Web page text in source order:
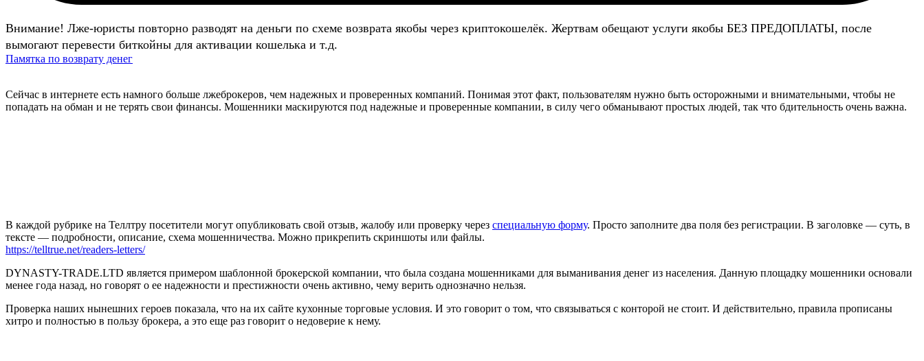
Внимание! Лже-юристы повторно разводят на деньги по схеме возврата якобы через криптокошелёк. Жертвам обещают услуги якобы БЕЗ ПРЕДОПЛАТЫ, после
вымогают перевести биткойны для активации кошелька и т.д.
Памятка по возврату денег
Сейчас в интернете есть намного больше лжеброкеров, чем надежных и проверенных компаний. Понимая этот факт, пользователям нужно быть осторожными и внимательными, чтобы не
попадать на обман и не терять свои финансы. Мошенники маскируются под надежные и проверенные компании, в силу чего обманывают простых людей, так что бдительность очень важна.
В каждой рубрике на Теллтру посетители могут опубликовать свой отзыв, жалобу или проверку через специальную форму. Просто заполните два поля без регистрации. В заголовке — суть, в
тексте — подробности, описание, схема мошенничества. Можно прикрепить скриншоты или файлы.
https://telltrue.net/readers-letters/
DYNASTY-TRADE.LTD является примером шаблонной брокерской компании, что была создана мошенниками для выманивания денег из населения. Данную площадку мошенники основали
менее года назад, но говорят о ее надежности и престижности очень активно, чему верить однозначно нельзя.
Проверка наших нынешних героев показала, что на их сайте кухонные торговые условия. И это говорит о том, что связываться с конторой не стоит. И действительно, правила прописаны
хитро и полностью в пользу брокера, а это еще раз говорит о недоверие к нему.